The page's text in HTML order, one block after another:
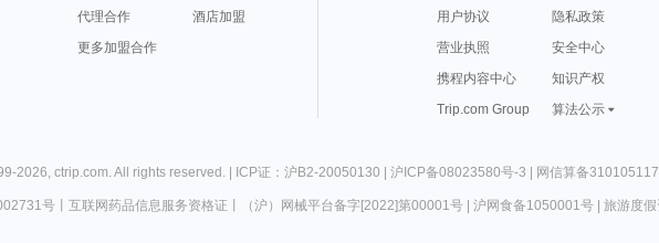
代理合作
酒店加盟
更多加盟合作
用户协议
隐私政策
营业执照
安全中心
携程内容中心
知识产权
Trip.com Group
算法公示
2026, ctrip.com. All rights reserved. | ICP证：沪B2-20050130 | 沪ICP备08023580号-3 | 网信算备
号丨 互联网药品信息服务资格证 （沪）网械平台备字[2022]第00001号| 沪网食备1050001号| 旅游度